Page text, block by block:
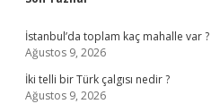
Sidebar
İstanbul’da toplam kaç mahalle var ?
Ağustos 9, 2026
İki telli bir Türk çalgısı nedir ?
Ağustos 9, 2026